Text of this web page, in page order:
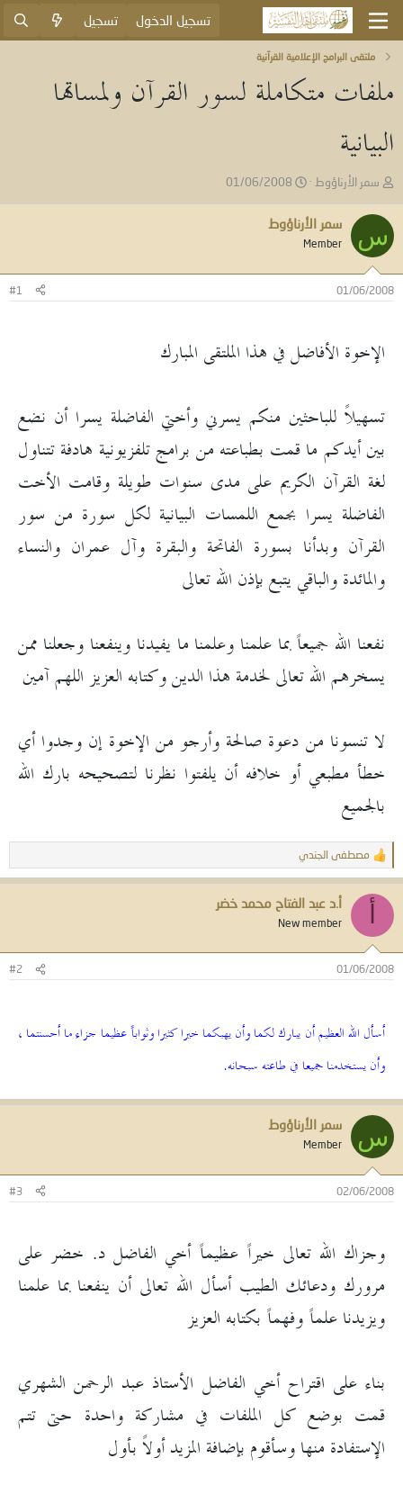
تسجيل الدخول تسجيل
ملتقى البرامج الإعلامية القرآنية
ملفات متكاملة لسور القرآن ولمساتها
البيانية
ب
د
ا
ل
م
و
ع
سمر الأرناؤوط
ت
ي
ل
01/06/2008
س سمر الأرناؤوط
Member
01/06/2008
#1
الإخوة الأفاضل في هذا الملتقى المبارك
تسهيلاً للباحثين منكم يسرني وأختي الفاضلة يسرا أن نضع
بين أيدكم ما قمت بطباعته من برامج تلفزيونية هادفة تتناول
لغة القرآن الكريم على مدى سنوات طويلة وقامت الأخت
الفاضلة يسرا بجمع اللمسات البيانية لكل سورة من سور
القرآن وبدأنا بسورة الفاتحة والبقرة وآل عمران والنساء
والمائدة والباقي يتبع بإذن الله تعالى
نفعنا الله جميعاً بما علمنا وعلمنا ما يفيدنا وينفعنا وجعلنا ممن
يسخرهم الله تعالى لخدمة هذا الدين وكتابه العزيز اللهم آمين
لا تنسونا من دعوة صالحة وأرجو من الإخوة إن وجدوا أي
خطأ مطبعي أو خلافه أن يلفتوا نظرنا لتصحيحه بارك الله
بالجميع
ا
ل
ت
ف
ع
ت
مصطفى الجندي
أ.د عبد الفتاح محمد خضر
New member
01/06/2008
#2
أسأل الله العظيم أن يبارك لكما وأن يهبكما خيرا كثيرا وثواباً عظيما جزاء ما أحسنتما ،
وأن يستخدمنا جميعا في طاعته سبحانه.
س سمر الأرناؤوط
Member
02/06/2008
#3
وجزاك الله تعالى خيراً عظيماً أخي الفاضل د. خضر على
مرورك ودعائك الطيب أسأل الله تعالى أن ينفعنا بما علمنا
ويزيدنا علماً وفهماً بكتابه العزيز
بناء على اقتراح أخي الفاضل الأستاذ عبد الرحمن الشهري
قمت بوضع كل الملفات في مشاركة واحدة حتى تتم
الإستفادة منها وسأقوم بإضافة المزيد أولاً بأول